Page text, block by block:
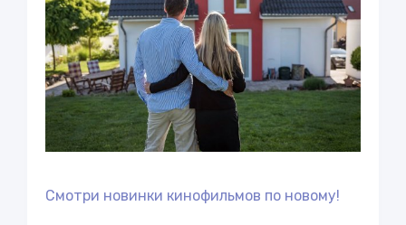
Смотри новинки кинофильмов по новому!